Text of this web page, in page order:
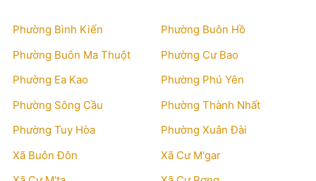
Phường Bình Kiến
Phường Buôn Hồ
Phường Buôn Ma Thuột
Phường Cư Bao
Phường Ea Kao
Phường Phú Yên
Phường Sông Cầu
Phường Thành Nhất
Phường Tuy Hòa
Phường Xuân Đài
Xã Buôn Đôn
Xã Cư M'gar